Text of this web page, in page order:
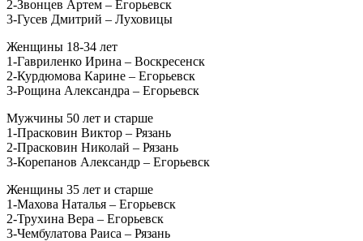
2-Звонцев Артем – Егорьевск
3-Гусев Дмитрий – Луховицы
Женщины 18-34 лет
1-Гавриленко Ирина – Воскресенск
2-Курдюмова Карине – Егорьевск
3-Рощина Александра – Егорьевск
Мужчины 50 лет и старше
1-Прасковин Виктор – Рязань
2-Прасковин Николай – Рязань
3-Корепанов Александр – Егорьевск
Женщины 35 лет и старше
1-Махова Наталья – Егорьевск
2-Трухина Вера – Егорьевск
3-Чембулатова Раиса – Рязань